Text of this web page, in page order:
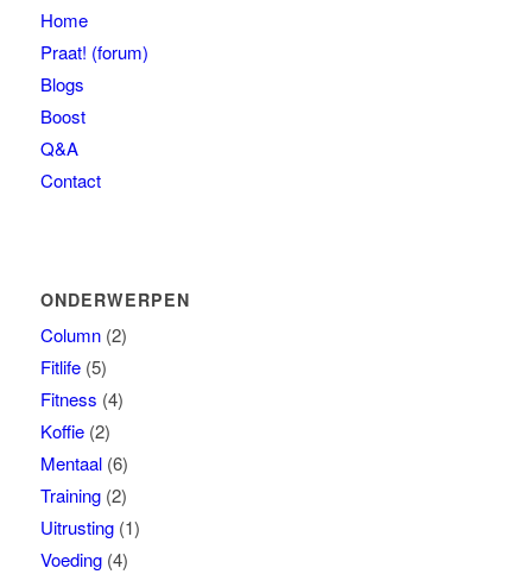
Home
Praat! (forum)
Blogs
Boost
Q&A
Contact
ONDERWERPEN
Column(2)
Fitlife(5)
Fitness (4)
Koffie(2)
Mentaal(6)
Training(2)
Uitrusting(1)
Voeding(4)